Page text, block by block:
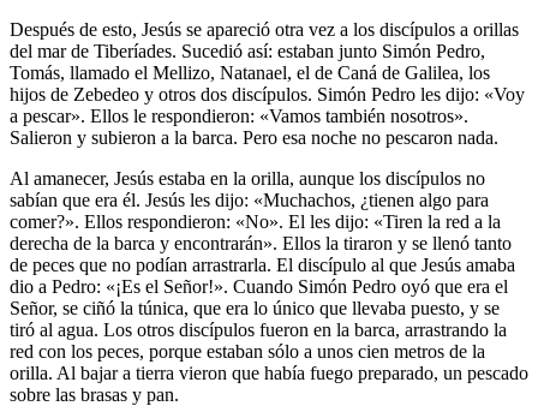
Después de esto, Jesús se apareció otra vez a los discípulos a orillas
del mar de Tiberíades. Sucedió así: estaban junto Simón Pedro,
Tomás, llamado el Mellizo, Natanael, el de Caná de Galilea, los
hijos de Zebedeo y otros dos discípulos. Simón Pedro les dijo: «Voy
a pescar». Ellos le respondieron: «Vamos también nosotros».
Salieron y subieron a la barca. Pero esa noche no pescaron nada.
Al amanecer, Jesús estaba en la orilla, aunque los discípulos no
sabían que era él. Jesús les dijo: «Muchachos, ¿tienen algo para
comer?». Ellos respondieron: «No». El les dijo: «Tiren la red a la
derecha de la barca y encontrarán». Ellos la tiraron y se llenó tanto
de peces que no podían arrastrarla. El discípulo al que Jesús amaba
dio a Pedro: «¡Es el Señor!». Cuando Simón Pedro oyó que era el
Señor, se ciñó la túnica, que era lo único que llevaba puesto, y se
tiró al agua. Los otros discípulos fueron en la barca, arrastrando la
red con los peces, porque estaban sólo a unos cien metros de la
orilla. Al bajar a tierra vieron que había fuego preparado, un pescado
sobre las brasas y pan.